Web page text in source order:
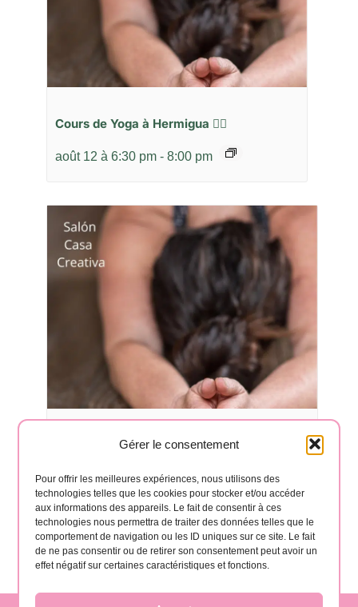
Gérer le consentement
Pour offrir les meilleures expériences, nous utilisons des
technologies telles que les cookies pour stocker et/ou accéder
aux informations des appareils. Le fait de consentir à ces
technologies nous permettra de traiter des données telles que le
comportement de navigation ou les ID uniques sur ce site. Le fait
de ne pas consentir ou de retirer son consentement peut avoir un
effet négatif sur certaines caractéristiques et fonctions.
Cours de Yoga à Hermigua 🧘‍♂️
août 12 à 6:30 pm - 8:00 pm
Cours de Yoga à Hermigua 🧘‍♂️
août 17 à 6:30 pm - 8:00 pm